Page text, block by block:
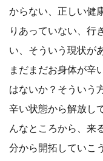
からない、正しい健
りあっていない、行
い、そういう現状が
まだまだお身体が辛
はないか？そういう
辛い状態から解放し
んなところから、来
分から開拓していこ